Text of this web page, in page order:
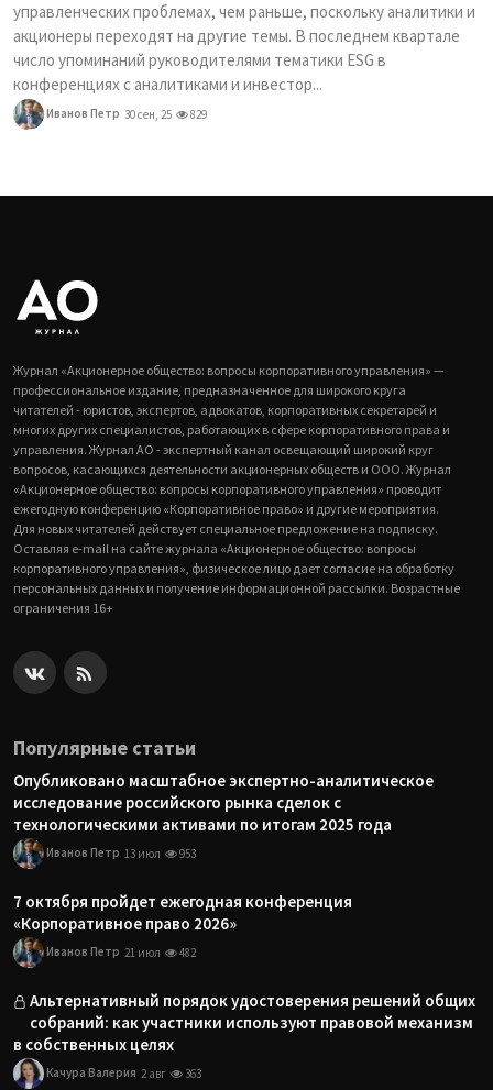
управленческих проблемах, чем раньше, поскольку аналитики и
акционеры переходят на другие темы. В последнем квартале
число упоминаний руководителями тематики ESG в
конференциях с аналитиками и инвестор...
Иванов Петр 30 сен, 25 829
Журнал «Акционерное общество: вопросы корпоративного управления» —
профессиональное издание, предназначенное для широкого круга
читателей - юристов, экспертов, адвокатов, корпоративных секретарей и
многих других специалистов, работающих в сфере корпоративного права и
управления. Журнал АО - экспертный канал освещающий широкий круг
вопросов, касающихся деятельности акционерных обществ и ООО. Журнал
«Акционерное общество: вопросы корпоративного управления» проводит
ежегодную конференцию «Корпоративное право» и другие мероприятия.
Для новых читателей действует специальное предложение на подписку.
Оставляя e-mail на сайте журнала «Акционерное общество: вопросы
корпоративного управления», физическое лицо дает согласие на обработку
персональных данных и получение информационной рассылки. Возрастные
ограничения 16+
Популярные статьи
Опубликовано масштабное экспертно-аналитическое
исследование российского рынка сделок с
технологическими активами по итогам 2025 года
Иванов Петр 13 июл 953
7 октября пройдет ежегодная конференция
«Корпоративное право 2026»
Иванов Петр 21 июл 482
Альтернативный порядок удостоверения решений общих
собраний: как участники используют правовой механизм
в собственных целях
Качура Валерия 2 авг 363